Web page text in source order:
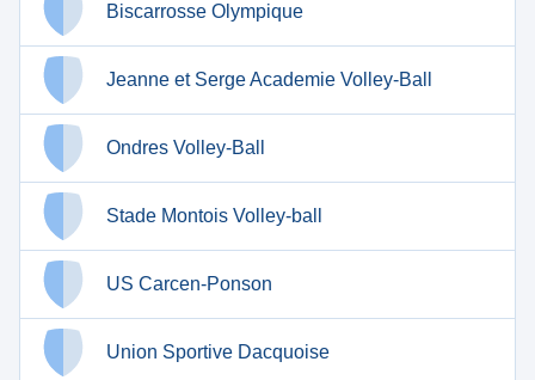
Biscarrosse Olympique
Jeanne et Serge Academie Volley-Ball
Ondres Volley-Ball
Stade Montois Volley-ball
US Carcen-Ponson
Union Sportive Dacquoise